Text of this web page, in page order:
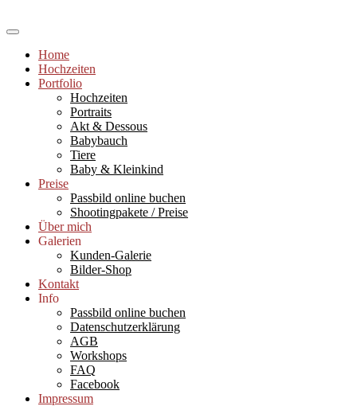
to
Sabine Kast Photography
Hochzeitsfotograf Ludwigshafen und Rhein-Neckar-Raum,
Einzelcoachings für Fotografie und Bildbearbeitung, Fotograf
Ludwigshafen
Home
Hochzeiten
Portfolio
Hochzeiten
Portraits
Akt & Dessous
Babybauch
Tiere
Baby & Kleinkind
Preise
Passbild online buchen
Shootingpakete / Preise
Über mich
Galerien
Kunden-Galerie
Bilder-Shop
Kontakt
Info
Passbild online buchen
Datenschutzerklärung
AGB
Workshops
FAQ
Facebook
Impressum